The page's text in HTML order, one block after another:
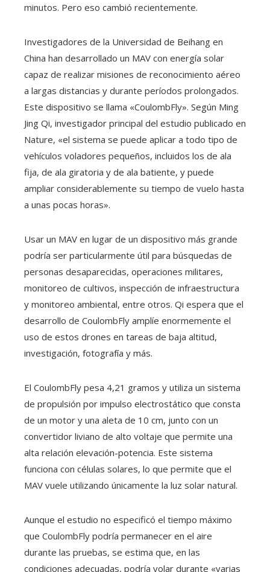
minutos. Pero eso cambió recientemente.
Investigadores de la Universidad de Beihang en
China han desarrollado un MAV con energía solar
capaz de realizar misiones de reconocimiento aéreo
a largas distancias y durante períodos prolongados.
Este dispositivo se llama «CoulombFly». Según Ming
Jing Qi, investigador principal del estudio publicado en
Nature, «el sistema se puede aplicar a todo tipo de
vehículos voladores pequeños, incluidos los de ala
fija, de ala giratoria y de ala batiente, y puede
ampliar considerablemente su tiempo de vuelo hasta
a unas pocas horas».
Usar un MAV en lugar de un dispositivo más grande
podría ser particularmente útil para búsquedas de
personas desaparecidas, operaciones militares,
monitoreo de cultivos, inspección de infraestructura
y monitoreo ambiental, entre otros. Qi espera que el
desarrollo de CoulombFly amplíe enormemente el
uso de estos drones en tareas de baja altitud,
investigación, fotografía y más.
El CoulombFly pesa 4,21 gramos y utiliza un sistema
de propulsión por impulso electrostático que consta
de un motor y una aleta de 10 cm, junto con un
convertidor liviano de alto voltaje que permite una
alta relación elevación-potencia. Este sistema
funciona con células solares, lo que permite que el
MAV vuele utilizando únicamente la luz solar natural.
Aunque el estudio no especificó el tiempo máximo
que CoulombFly podría permanecer en el aire
durante las pruebas, se estima que, en las
condiciones adecuadas, podría volar durante «varias